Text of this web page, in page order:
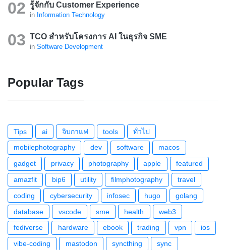
รู้จักกับ Customer Experience
in Information Technology
TCO สำหรับโครงการ AI ในธุรกิจ SME
in Software Development
Popular Tags
Tips ai จิบกาแฟ tools
ทั่วไป
mobilephotography
dev software
macos
gadget
privacy photography apple
featured
amazfit
bip6 utility filmphotography
travel
coding
cybersecurity infosec hugo
golang
database
vscode sme health
web3
fediverse
hardware ebook trading vpn
ios
vibe-coding
mastodon syncthing
sync